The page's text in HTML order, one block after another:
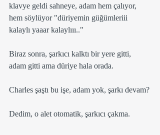
klavye geldi sahneye, adam hem çalıyor,
hem söylüyor "düriyemin güğümleriii
kalaylı yaaar kalaylııı.."
Biraz sonra, şarkıcı kalktı bir yere gitti,
adam gitti ama düriye hala orada.
Charles şaştı bu işe, adam yok, şarkı devam?
Dedim, o alet otomatik, şarkıcı çakma.